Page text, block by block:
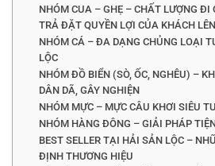
NHÓM CUA – GHẸ – CHẤT LƯỢNG ĐI
TRẢ ĐẶT QUYỀN LỢI CỦA KHÁCH
NHÓM CÁ – ĐA DẠNG CHỦNG LOẠI
LỘC
NHÓM ĐỒ BIỂN (SÒ, ỐC, NGHÊU) –
DÂN DÃ, GÂY NGHIỆN
NHÓM MỰC – MỰC CÂU KHƠI SIÊU
NHÓM HÀNG ĐÔNG – GIẢI PHÁP
BEST SELLER TẠI HẢI SẢN LỘC –
ĐỊNH THƯƠNG HIỆU